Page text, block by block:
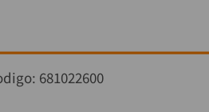
681022600